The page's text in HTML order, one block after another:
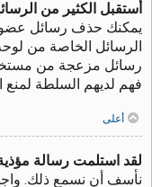
أستقبل الكثير من
يمكنك حذف رسائل عضو
الرسائل الخاصة من
رسائل مزعجة من مستخدم
فهم لديهم السلطة
أعلى
لقد استلمت رسالة
نأسف أن نسمع ذلك.